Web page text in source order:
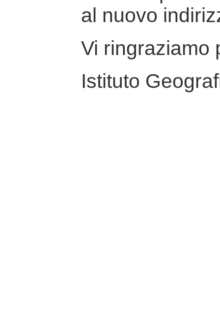
al nuovo
Vi ringraziamo
Istituto